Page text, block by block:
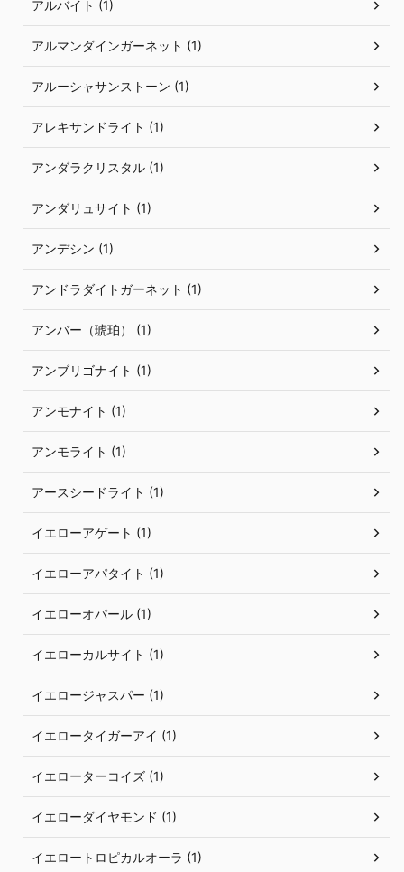
アルバイト (1)
アルマンダインガーネット (1)
アルーシャサンストーン (1)
アレキサンドライト (1)
アンダラクリスタル (1)
アンダリュサイト (1)
アンデシン (1)
アンドラダイトガーネット (1)
アンバー（琥珀） (1)
アンブリゴナイト (1)
アンモナイト (1)
アンモライト (1)
アースシードライト (1)
イエローアゲート (1)
イエローアパタイト (1)
イエローオパール (1)
イエローカルサイト (1)
イエロージャスパー (1)
イエロータイガーアイ (1)
イエローターコイズ (1)
イエローダイヤモンド (1)
イエロートロピカルオーラ (1)